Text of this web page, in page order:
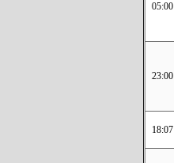
05:00
23:00
18:07